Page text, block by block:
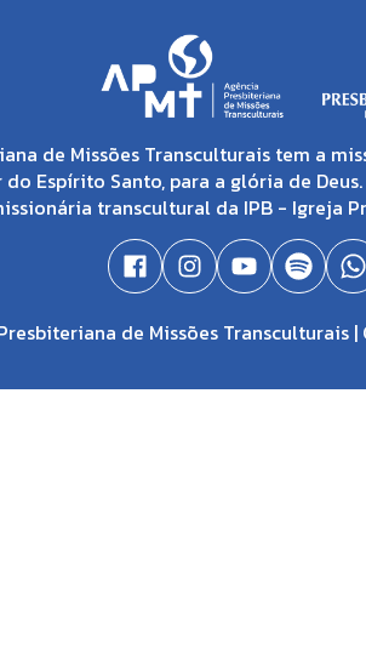
de Missões Transculturais tem a
Espírito Santo, para a glória de
transcultural da IPB - Igreja
de Missões Transculturais |